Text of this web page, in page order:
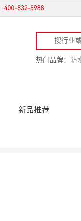
热门品牌： 防
新品推荐